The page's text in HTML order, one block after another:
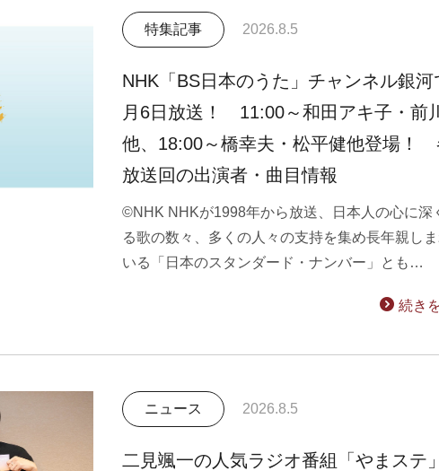
特集記事 2026.8.5
NHK「BS日本のうた」チャンネル銀河
月6日放送！ 11:00～和田アキ子・前
他、18:00～橋幸夫・松平健他登場！
放送回の出演者・曲目情報
©NHK NHKが1998年から放送、日本人の心に深
る歌の数々、多くの人々の支持を集め長年親し
いる「日本のスタンダード・ナンバー」とも…
続き
ニュース 2026.8.5
二見颯一の人気ラジオ番組「やまステ